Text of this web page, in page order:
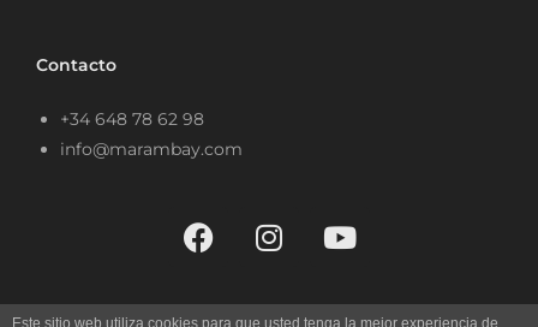
Contacto
+34 648 78 62 98
info@marambay.com
Este sitio web utiliza cookies para que usted tenga la mejor experiencia de